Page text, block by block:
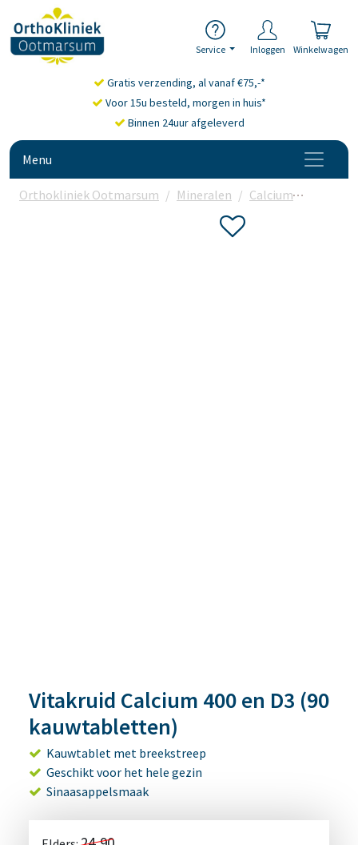
Service Inloggen Winkelwagen
Gratis verzending, al vanaf €75,-*
Voor 15u besteld, morgen in huis*
Binnen 24uur afgeleverd
Menu
Orthokliniek Ootmarsum Mineralen Calcium
Vitakruid Calcium 400 en D3 (90
kauwtabletten)
Kauwtablet met breekstreep
Geschikt voor het hele gezin
Sinaasappelsmaak